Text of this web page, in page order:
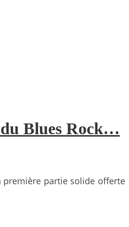
Blues Rock…
première partie solide offerte